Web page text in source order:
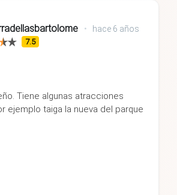
• hace 6 años
7.5
Tiene algunas atracciones
ejemplo taiga la nueva del parque